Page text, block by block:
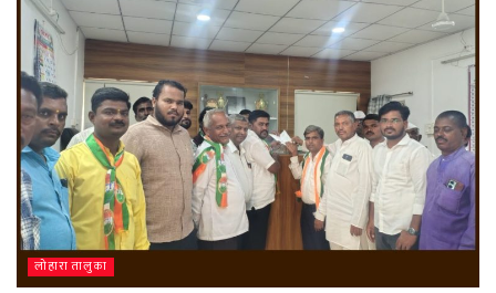
लोहारा तालुका